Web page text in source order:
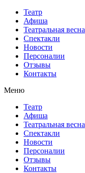
Театр
Афиша
Театральная весна
Спектакли
Новости
Персоналии
Отзывы
Контакты
Меню
Театр
Афиша
Театральная весна
Спектакли
Новости
Персоналии
Отзывы
Контакты